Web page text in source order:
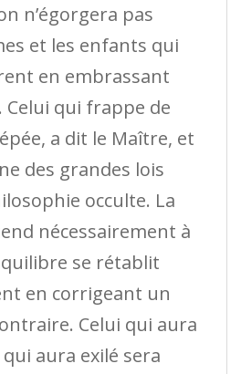
n’égorgera pas
et les enfants qui
en embrassant
Celui qui frappe de
a dit le Maître, et
des grandes lois
occulte. La
nécessairement à
se rétablit
en corrigeant un
Celui qui aura
aura exilé sera